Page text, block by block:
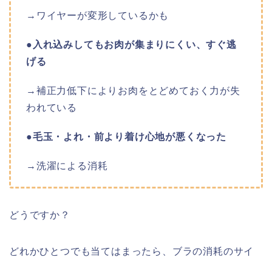
→ワイヤーが変形しているかも
●入れ込みしてもお肉が集まりにくい、すぐ逃
げる
→補正力低下によりお肉をとどめておく力が失
われている
●毛玉・よれ・前より着け心地が悪くなった
→洗濯による消耗
どうですか？
どれかひとつでも当てはまったら、ブラの消耗のサイ